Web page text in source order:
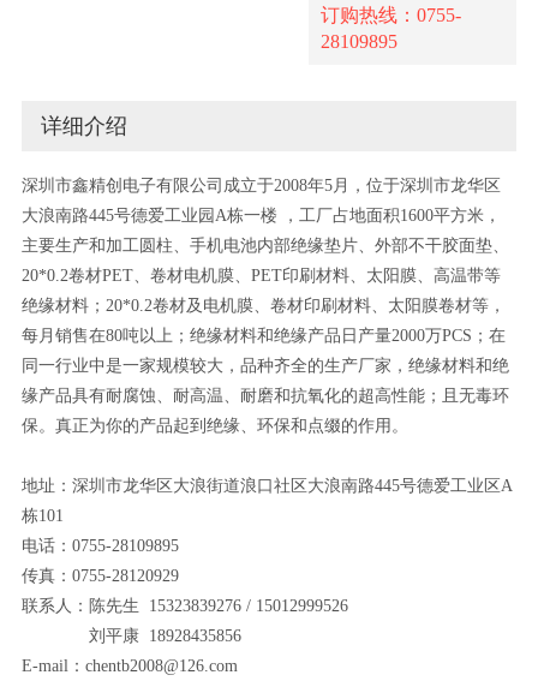
订购热线：0755-
28109895
详细介绍
深圳市鑫精创电子有限公司成立于2008年5月，位于深圳市龙华区
大浪南路445号德爱工业园A栋一楼 ，工厂占地面积1600平方米，
主要生产和加工圆柱、手机电池内部绝缘垫片、外部不干胶面垫、
20*0.2卷材PET、卷材电机膜、PET印刷材料、太阳膜、高温带等
绝缘材料；20*0.2卷材及电机膜、卷材印刷材料、太阳膜卷材等，
每月销售在80吨以上；绝缘材料和绝缘产品日产量2000万PCS；在
同一行业中是一家规模较大，品种齐全的生产厂家，绝缘材料和绝
缘产品具有耐腐蚀、耐高温、耐磨和抗氧化的超高性能；且无毒环
保。真正为你的产品起到绝缘、环保和点缀的作用。
地址：深圳市龙华区大浪街道浪口社区大浪南路445号德爱工业区A
栋101
电话：0755-28109895
传真：0755-28120929
联系人：陈先生 15323839276 / 15012999526
刘平康 18928435856
E-mail：chentb2008@126.com